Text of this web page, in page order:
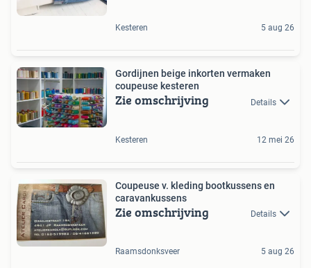
Kesteren 5 aug 26
Gordijnen beige inkorten vermaken
coupeuse kesteren
Zie omschrijving Details
Kesteren 12 mei 26
Coupeuse v. kleding bootkussens en
caravankussens
Zie omschrijving Details
Raamsdonksveer 5 aug 26